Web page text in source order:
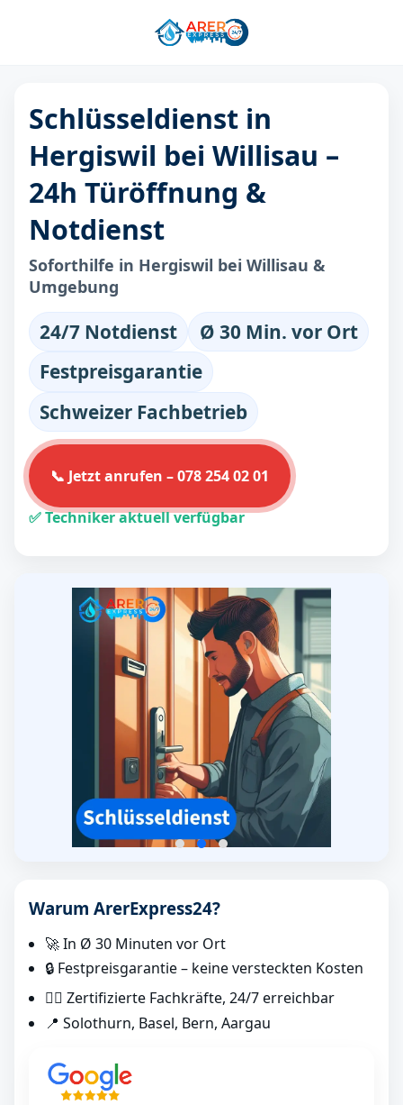
Schlüsseldienst in
Hergiswil bei Willisau –
24h Türöffnung &
Notdienst
Soforthilfe in Hergiswil bei Willisau &
Umgebung
24/7 Notdienst
Ø 30 Min. vor Ort
Festpreisgarantie
Schweizer Fachbetrieb
📞 Jetzt anrufen – 078 254 02 01
✅ Techniker aktuell verfügbar
Warum ArerExpress24?
🚀 In Ø 30 Minuten vor Ort
🔒 Festpreisgarantie – keine versteckten Kosten
👷‍♂️ Zertifizierte Fachkräfte, 24/7 erreichbar
📍 Solothurn, Basel, Bern, Aargau